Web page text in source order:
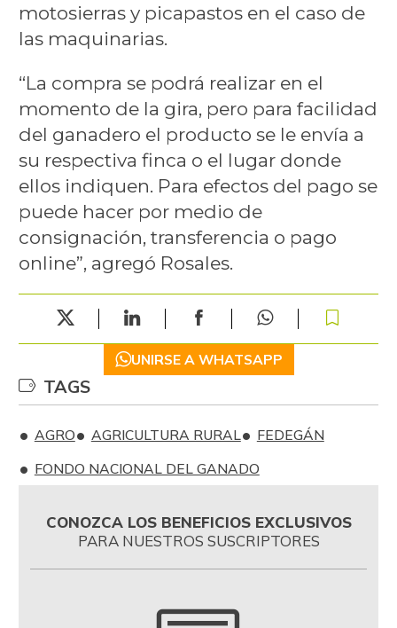
motosierras y picapastos en el caso de
las maquinarias.
“La compra se podrá realizar en el
momento de la gira, pero para facilidad
del ganadero el producto se le envía a
su respectiva finca o el lugar donde
ellos indiquen. Para efectos del pago se
puede hacer por medio de
consignación, transferencia o pago
online”, agregó Rosales.
UNIRSE A WHATSAPP
TAGS
AGRO AGRICULTURA RURAL
FEDEGÁN
FONDO NACIONAL DEL GANADO
CONOZCA LOS BENEFICIOS EXCLUSIVOS
PARA NUESTROS SUSCRIPTORES